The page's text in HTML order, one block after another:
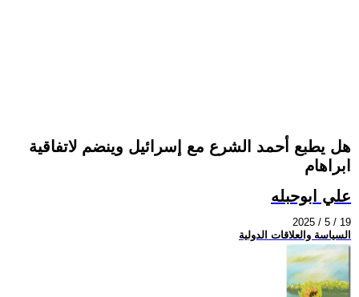
هل يطبع أحمد الشرع مع إسرائيل وينضم لاتفاقية
ابراهام
علي ابوحبله
2025 / 5 / 19
السياسة والعلاقات الدولية